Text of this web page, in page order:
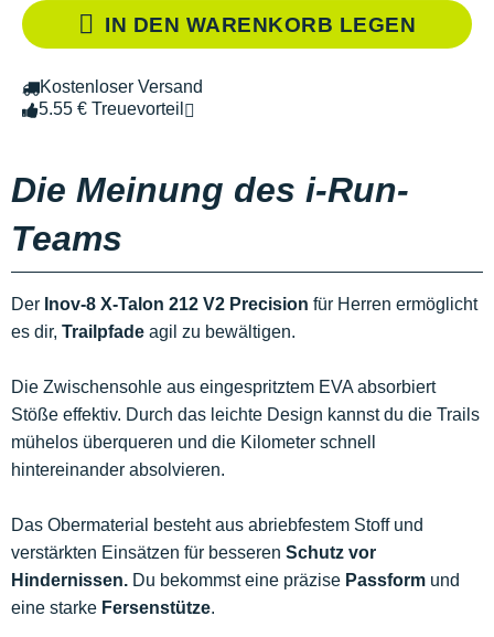
IN DEN WARENKORB LEGEN
Kostenloser Versand
5.55 € Treuevorteil
Die Meinung des i-Run-
Teams
Der Inov-8 X-Talon 212 V2 Precision für Herren ermöglicht
es dir, Trailpfade agil zu bewältigen.
Die Zwischensohle aus eingespritztem EVA absorbiert
Stöße effektiv. Durch das leichte Design kannst du die Trails
mühelos überqueren und die Kilometer schnell
hintereinander absolvieren.
Das Obermaterial besteht aus abriebfestem Stoff und
verstärkten Einsätzen für besseren Schutz vor
Hindernissen. Du bekommst eine präzise Passform und
eine starke Fersenstütze.